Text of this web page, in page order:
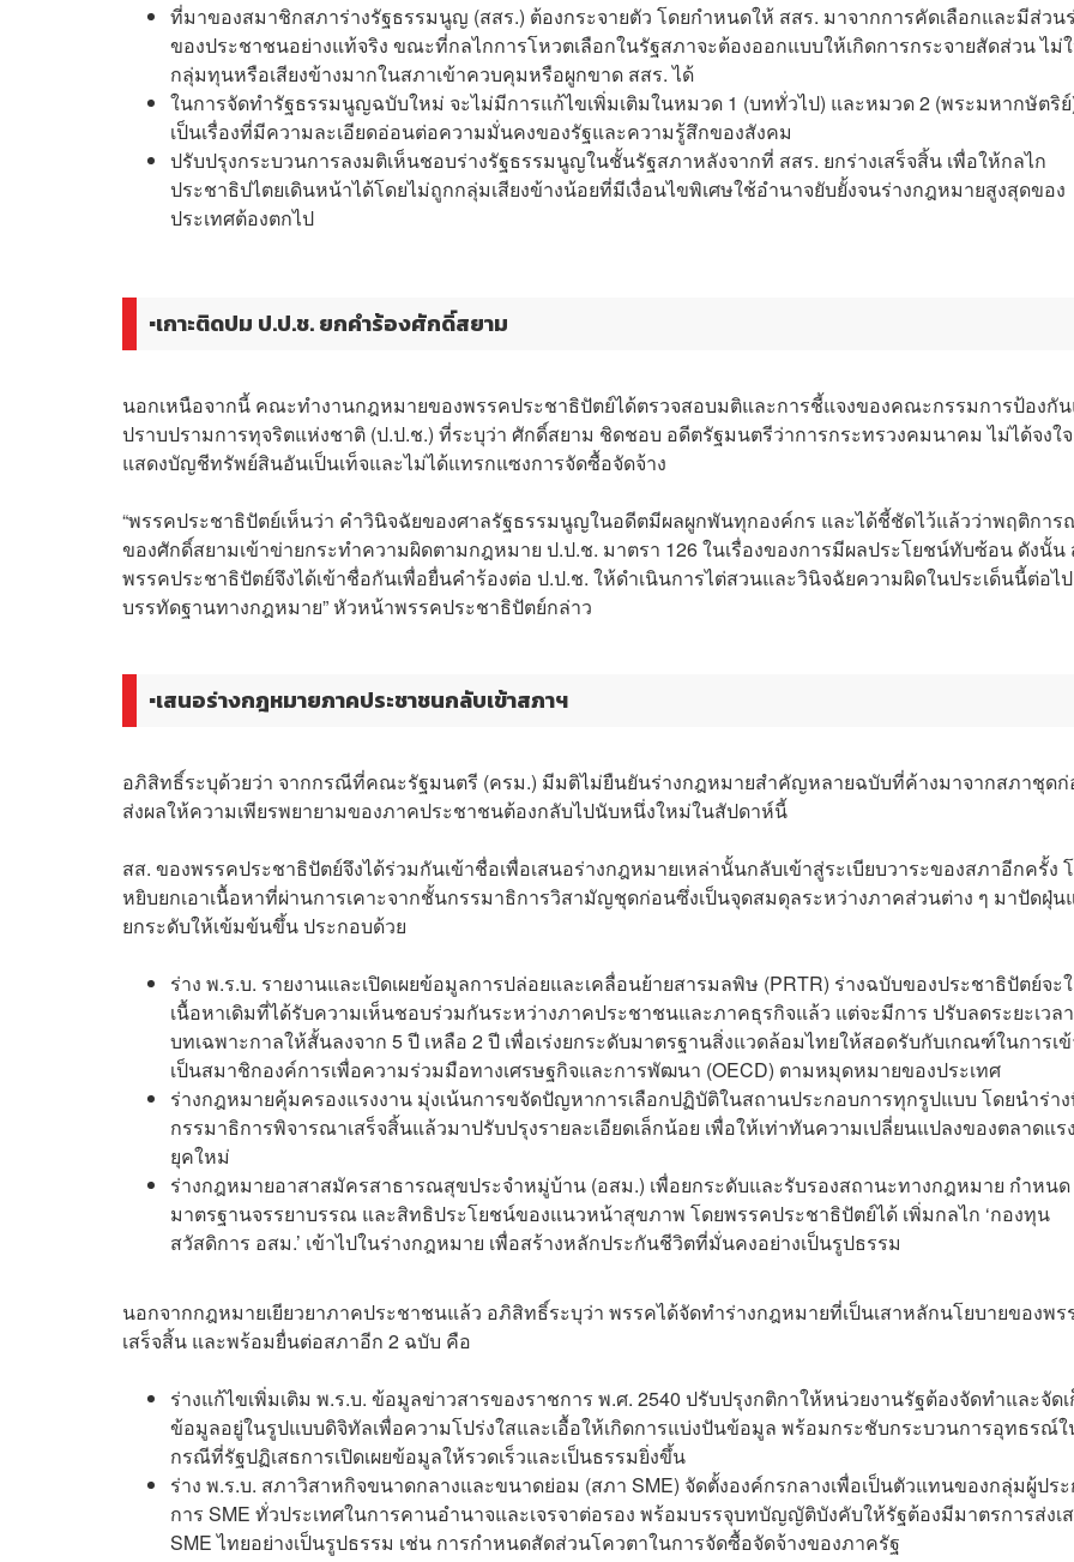
ที่มาของสมาชิกสภาร่างรัฐธรรมนูญ (สสร.) ต้องกระจายตัว โดยกำหนดให้ สสร. มาจากการคัดเลือกและมีส่วน
ของประชาชนอย่างแท้จริง ขณะที่กลไกการโหวตเลือกในรัฐสภาจะต้องออกแบบให้เกิดการกระจายสัดส่วน ไม่
กลุ่มทุนหรือเสียงข้างมากในสภาเข้าควบคุมหรือผูกขาด สสร. ได้
ในการจัดทำรัฐธรรมนูญฉบับใหม่ จะไม่มีการแก้ไขเพิ่มเติมในหมวด 1 (บททั่วไป) และหมวด 2 (พระมหากษัตริ
เป็นเรื่องที่มีความละเอียดอ่อนต่อความมั่นคงของรัฐและความรู้สึกของสังคม
ปรับปรุงกระบวนการลงมติเห็นชอบร่างรัฐธรรมนูญในชั้นรัฐสภาหลังจากที่ สสร. ยกร่างเสร็จสิ้น เพื่อให้กลไก
ประชาธิปไตยเดินหน้าได้โดยไม่ถูกกลุ่มเสียงข้างน้อยที่มีเงื่อนไขพิเศษใช้อำนาจยับยั้งจนร่างกฎหมายสูงสุดของ
ประเทศต้องตกไป
▪️เกาะติดปม ป.ป.ช. ยกคำร้องศักดิ์สยาม
นอกเหนือจากนี้ คณะทำงานกฎหมายของพรรคประชาธิปัตย์ได้ตรวจสอบมติและการชี้แจงของคณะกรรมการป้องกั
ปราบปรามการทุจริตแห่งชาติ (ป.ป.ช.) ที่ระบุว่า ศักดิ์สยาม ชิดชอบ อดีตรัฐมนตรีว่าการกระทรวงคมนาคม ไม่ได้จงใจ
แสดงบัญชีทรัพย์สินอันเป็นเท็จและไม่ได้แทรกแซงการจัดซื้อจัดจ้าง
“พรรคประชาธิปัตย์เห็นว่า คำวินิจฉัยของศาลรัฐธรรมนูญในอดีตมีผลผูกพันทุกองค์กร และได้ชี้ชัดไว้แล้วว่าพฤติกา
ของศักดิ์สยามเข้าข่ายกระทำความผิดตามกฎหมาย ป.ป.ช. มาตรา 126 ในเรื่องของการมีผลประโยชน์ทับซ้อน ดังนั้น
พรรคประชาธิปัตย์จึงได้เข้าชื่อกันเพื่อยื่นคำร้องต่อ ป.ป.ช. ให้ดำเนินการไต่สวนและวินิจฉัยความผิดในประเด็นนี้ต่อไ
บรรทัดฐานทางกฎหมาย” หัวหน้าพรรคประชาธิปัตย์กล่าว
▪️เสนอร่างกฎหมายภาคประชาชนกลับเข้าสภาฯ
อภิสิทธิ์ระบุด้วยว่า จากกรณีที่คณะรัฐมนตรี (ครม.) มีมติไม่ยืนยันร่างกฎหมายสำคัญหลายฉบับที่ค้างมาจากสภาชุด
ส่งผลให้ความเพียรพยายามของภาคประชาชนต้องกลับไปนับหนึ่งใหม่ในสัปดาห์นี้
สส. ของพรรคประชาธิปัตย์จึงได้ร่วมกันเข้าชื่อเพื่อเสนอร่างกฎหมายเหล่านั้นกลับเข้าสู่ระเบียบวาระของสภาอีกครั้ง
หยิบยกเอาเนื้อหาที่ผ่านการเคาะจากชั้นกรรมาธิการวิสามัญชุดก่อนซึ่งเป็นจุดสมดุลระหว่างภาคส่วนต่าง ๆ มาปัดฝุ่น
ยกระดับให้เข้มข้นขึ้น ประกอบด้วย
ร่าง พ.ร.บ. รายงานและเปิดเผยข้อมูลการปล่อยและเคลื่อนย้ายสารมลพิษ (PRTR) ร่างฉบับของประชาธิปัตย์จะ
เนื้อหาเดิมที่ได้รับความเห็นชอบร่วมกันระหว่างภาคประชาชนและภาคธุรกิจแล้ว แต่จะมีการ ปรับลดระยะเวลา
บทเฉพาะกาลให้สั้นลงจาก 5 ปี เหลือ 2 ปี เพื่อเร่งยกระดับมาตรฐานสิ่งแวดล้อมไทยให้สอดรับกับเกณฑ์ในการเ
เป็นสมาชิกองค์การเพื่อความร่วมมือทางเศรษฐกิจและการพัฒนา (OECD) ตามหมุดหมายของประเทศ
ร่างกฎหมายคุ้มครองแรงงาน มุ่งเน้นการขจัดปัญหาการเลือกปฏิบัติในสถานประกอบการทุกรูปแบบ โดยนำร่า
กรรมาธิการพิจารณาเสร็จสิ้นแล้วมาปรับปรุงรายละเอียดเล็กน้อย เพื่อให้เท่าทันความเปลี่ยนแปลงของตลาดแร
ยุคใหม่
ร่างกฎหมายอาสาสมัครสาธารณสุขประจำหมู่บ้าน (อสม.) เพื่อยกระดับและรับรองสถานะทางกฎหมาย กำหนด
มาตรฐานจรรยาบรรณ และสิทธิประโยชน์ของแนวหน้าสุขภาพ โดยพรรคประชาธิปัตย์ได้ เพิ่มกลไก ‘กองทุน
สวัสดิการ อสม.’ เข้าไปในร่างกฎหมาย เพื่อสร้างหลักประกันชีวิตที่มั่นคงอย่างเป็นรูปธรรม
นอกจากกฎหมายเยียวยาภาคประชาชนแล้ว อภิสิทธิ์ระบุว่า พรรคได้จัดทำร่างกฎหมายที่เป็นเสาหลักนโยบายของพร
เสร็จสิ้น และพร้อมยื่นต่อสภาอีก 2 ฉบับ คือ
ร่างแก้ไขเพิ่มเติม พ.ร.บ. ข้อมูลข่าวสารของราชการ พ.ศ. 2540 ปรับปรุงกติกาให้หน่วยงานรัฐต้องจัดทำและจัด
ข้อมูลอยู่ในรูปแบบดิจิทัลเพื่อความโปร่งใสและเอื้อให้เกิดการแบ่งปันข้อมูล พร้อมกระชับกระบวนการอุทธรณ์
กรณีที่รัฐปฏิเสธการเปิดเผยข้อมูลให้รวดเร็วและเป็นธรรมยิ่งขึ้น
ร่าง พ.ร.บ. สภาวิสาหกิจขนาดกลางและขนาดย่อม (สภา SME) จัดตั้งองค์กรกลางเพื่อเป็นตัวแทนของกลุ่มผู้ปร
การ SME ทั่วประเทศในการคานอำนาจและเจรจาต่อรอง พร้อมบรรจุบทบัญญัติบังคับให้รัฐต้องมีมาตรการส่งเ
SME ไทยอย่างเป็นรูปธรรม เช่น การกำหนดสัดส่วนโควตาในการจัดซื้อจัดจ้างของภาครัฐ